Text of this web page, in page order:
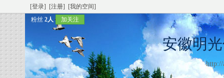
[登录] [注册]
[我的空间]
粉丝 2人 加关注
安徽明
http://